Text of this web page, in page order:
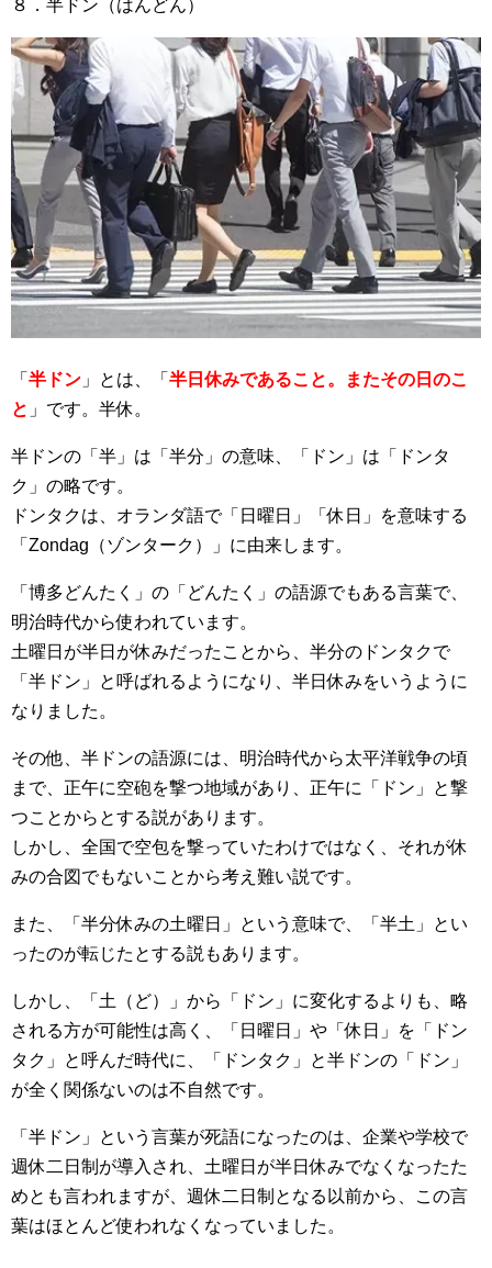
８．半ドン（はんどん）
「 半ドン 」とは、「 半日休みであること。またその日のこ
と 」です。半休。
半ドンの「半」は「半分」の意味、「ドン」は「ドンタ
ク」の略です。
ドンタクは、オランダ語で「日曜日」「休日」を意味する
「Zondag（ゾンターク）」に由来します。
「博多どんたく」の「どんたく」の語源でもある言葉で、
明治時代から使われています。
土曜日が半日が休みだったことから、半分のドンタクで
「半ドン」と呼ばれるようになり、半日休みをいうように
なりました。
その他、半ドンの語源には、明治時代から太平洋戦争の頃
まで、正午に空砲を撃つ地域があり、正午に「ドン」と撃
つことからとする説があります。
しかし、全国で空包を撃っていたわけではなく、それが休
みの合図でもないことから考え難い説です。
また、「半分休みの土曜日」という意味で、「半土」とい
ったのが転じたとする説もあります。
しかし、「土（ど）」から「ドン」に変化するよりも、略
される方が可能性は高く、「日曜日」や「休日」を「ドン
タク」と呼んだ時代に、「ドンタク」と半ドンの「ドン」
が全く関係ないのは不自然です。
「半ドン」という言葉が死語になったのは、企業や学校で
週休二日制が導入され、土曜日が半日休みでなくなったた
めとも言われますが、週休二日制となる以前から、この言
葉はほとんど使われなくなっていました。